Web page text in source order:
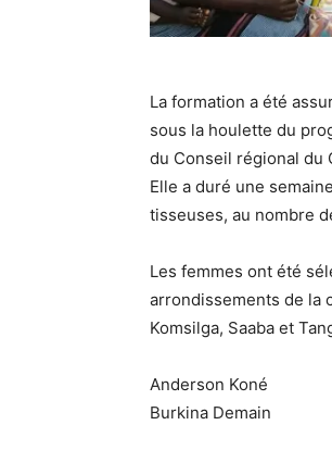
La formation a été
sous la houlette du
du Conseil régional du
Elle a duré une
tisseuses, au nombre
Les femmes ont été
arrondissements de la
Komsilga, Saaba et
Anderson Koné
Burkina Demain